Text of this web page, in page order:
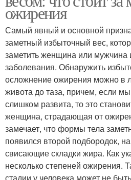
ожирения
Самый явный и основной
заметный избыточный вес,
заметить женщина или мужчина
заболевания. Обнаружить
осложнение ожирения можно в
живота до таза, причем, если
слишком развита, то это
женщина, страдающая от
замечает, что формы тела
появился второй подбородок,
свисающие складки жира. Как
несколько степеней ожирения.
стадии у человека может не